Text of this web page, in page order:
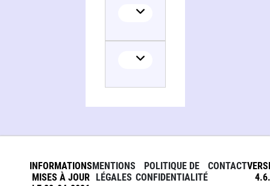
INFORMATIONS
MISES À JOUR
MENTIONS
LÉGALES
POLITIQUE DE
CONFIDENTIALITÉ
CONTACT